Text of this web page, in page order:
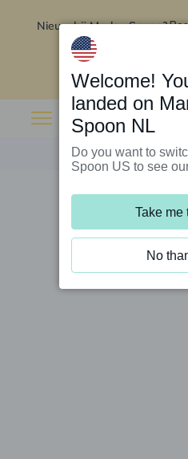
Nieuw bij Marley Spoon?
Welcome!
landed on
Spoon NL
Do you want to
Spoon US to see
Take me
No